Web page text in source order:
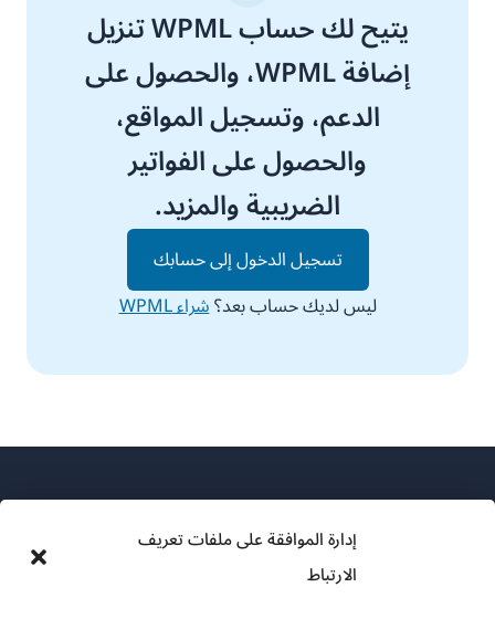
إدارة الموافقة على ملفات تعريف
الارتباط
يتيح لك حساب WPML تنزيل
إضافة WPML، والحصول على
الدعم، وتسجيل المواقع،
والحصول على الفواتير
الضريبية والمزيد.
تسجيل الدخول إلى حسابك
ليس لديك حساب بعد؟شراء WPML